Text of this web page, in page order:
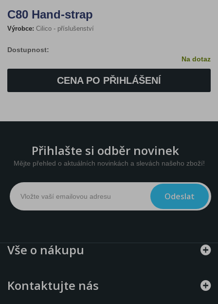
C80 Hand-strap
Výrobce: Cilico - příslušenství
Dostupnost:
Na dotaz
CENA PO PŘIHLÁŠENÍ
Přihlašte si odběr novinek
Mějte přehled o aktuálních novinkách a slevách našeho zboží!
Odeslat
Vše o nákupu
Kontaktujte nás